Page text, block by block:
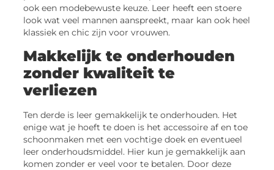
ook een modebewuste keuze. Leer heeft een stoere
look wat veel mannen aanspreekt, maar kan ook heel
klassiek en chic zijn voor vrouwen.
Makkelijk te onderhouden
zonder kwaliteit te
verliezen
Ten derde is leer gemakkelijk te onderhouden. Het
enige wat je hoeft te doen is het accessoire af en toe
schoonmaken met een vochtige doek en eventueel
leer onderhoudsmiddel. Hier kun je gemakkelijk aan
komen zonder er veel voor te betalen. Door deze